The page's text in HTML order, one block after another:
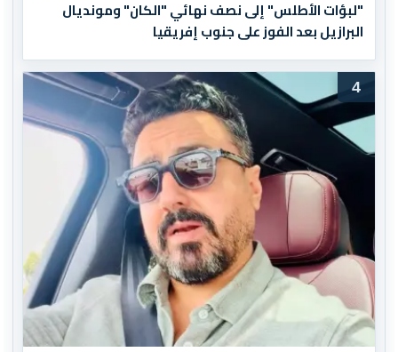
"لبؤات الأطلس" إلى نصف نهائي "الكان" ومونديال
البرازيل بعد الفوز على جنوب إفريقيا
4